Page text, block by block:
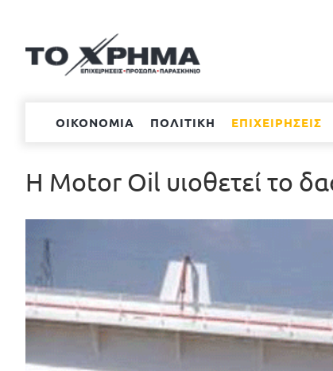
περιεχόμενο
ΟΙΚΟΝΟΜΙΑ ΠΟΛΙΤΙΚΗ ΕΠΙΧΕΙΡΗΣΕΙΣ
Η Motor Oil υιοθετεί το
μεγαλύτερης
εικόνας